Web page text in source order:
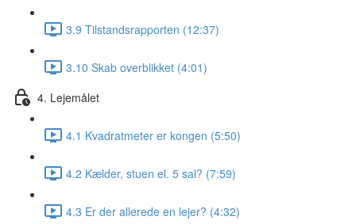
3.9 Tilstandsrapporten (12:37)
3.10 Skab overblikket (4:01)
4. Lejemålet
4.1 Kvadratmeter er kongen (5:50)
4.2 Kælder, stuen el. 5 sal? (7:59)
4.3 Er der allerede en lejer? (4:32)